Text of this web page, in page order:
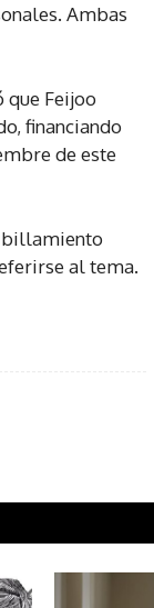
Ambas
que Feijoo
financiando
de este
al tema.